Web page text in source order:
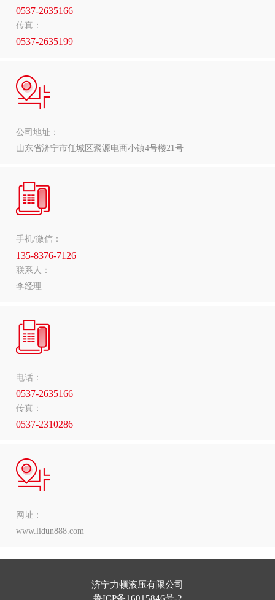
0537-2635166
传真：
0537-2635199
公司地址：
山东省济宁市任城区聚源电商小镇4号楼21号
手机/微信：
135-8376-7126
联系人：
李经理
电话：
0537-2635166
传真：
0537-2310286
网址：
www.lidun888.com
济宁力顿液压有限公司